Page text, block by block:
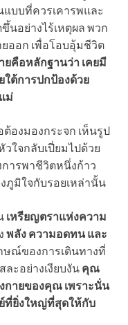
บบที่ควรเคารพและ
นอย่างไร้เหตุผล พวก
ออก เพื่อโอบอุ้มชีวิต
ยคือหลักฐานว่า เคยมี
ใต้การปกป้องด้วย
ม่
องมองกระจก เห็นรูป
วใจกลับเปี่ยมไปด้วย
การพาชีวิตหนึ่งก้าว
ภูมิใจกับรอยเหล่านั้น
เหรียญตราแห่งความ
พลัง ความอดทน และ
ณ์ของการเดินทางที่
ะอย่างเงียบงัน คุณ
กายของคุณ เพราะนั่น
ที่ยิ่งใหญ่ที่สุดให้กับ